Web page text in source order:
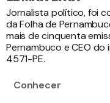
Jornalista político, foi
da Folha de
mais de cinquenta
Pernambuco e CEO do
4571-PE.
Conhecer